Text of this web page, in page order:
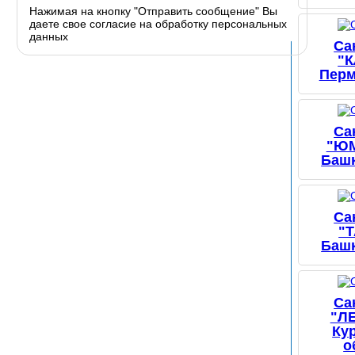
Нажимая на кнопку "Отправить сообщение" Вы
даете свое согласие на обработку персональных
данных